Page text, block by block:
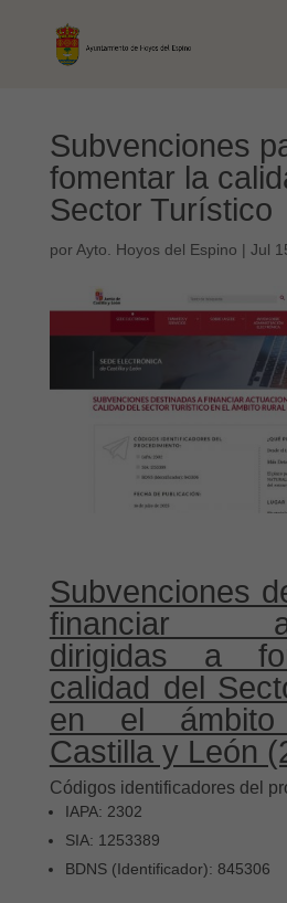
Subvenciones
fomentar la
Sector Turístico
porAyto. Hoyos del Espino | Jul
Subvenciones
financiar
dirigidas a
calidad del
en el
Castilla y León
Códigos identificadores del
IAPA: 2302
SIA: 1253389
BDNS (Identificador): 845306